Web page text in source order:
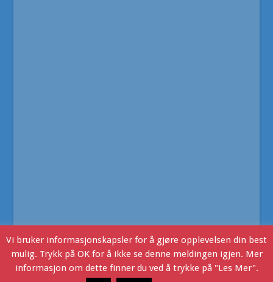
Vi bruker informasjonskapsler for å gjøre opplevelsen din best
mulig. Trykk på OK for å ikke se denne meldingen igjen. Mer
informasjon om dette finner du ved å trykke på "Les Mer".